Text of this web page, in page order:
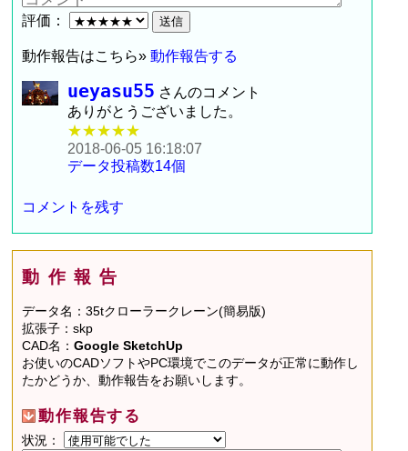
評価：
動作報告はこちら»動作報告する
ueyasu55 さんのコメント
ありがとうございました。
★★★★★
2018-06-05 16:18:07
データ投稿数14個
コメントを残す
動作報告
データ名：35tクローラークレーン(簡易版)
拡張子：skp
CAD名：Google SketchUp
お使いのCADソフトやPC環境でこのデータが正常に動作し
たかどうか、動作報告をお願いします。
動作報告する
状況：